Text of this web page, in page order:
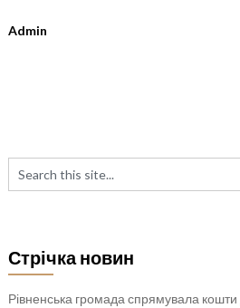
Admin
Стрічка новин
Рівненська громада спрямувала кошти